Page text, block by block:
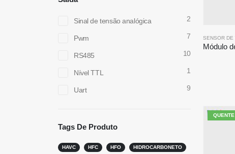
QUENTE
Sinal de tensão analógica 2
Pwm 7
RS485 10
Nível TTL 1
Uart 9
Tags De Produto
HAVC HFC HFO HIDROCARBONETO